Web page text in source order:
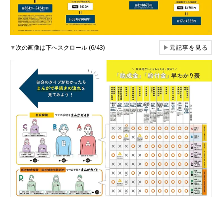
▼次の画像は下へスクロール (6/43) ▶元記事を見る